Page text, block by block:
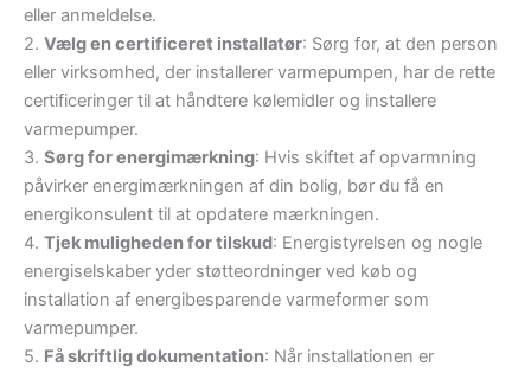
eller anmeldelse.
2. Vælg en certificeret installatør: Sørg for, at den person
eller virksomhed, der installerer varmepumpen, har de rette
certificeringer til at håndtere kølemidler og installere
varmepumper.
3. Sørg for energimærkning: Hvis skiftet af opvarmning
påvirker energimærkningen af din bolig, bør du få en
energikonsulent til at opdatere mærkningen.
4. Tjek muligheden for tilskud: Energistyrelsen og nogle
energiselskaber yder støtteordninger ved køb og
installation af energibesparende varmeformer som
varmepumper.
5. Få skriftlig dokumentation: Når installationen er